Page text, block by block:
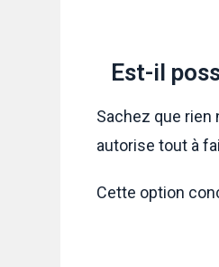
Est-il
Sachez que rien
autorise tout à
Cette option